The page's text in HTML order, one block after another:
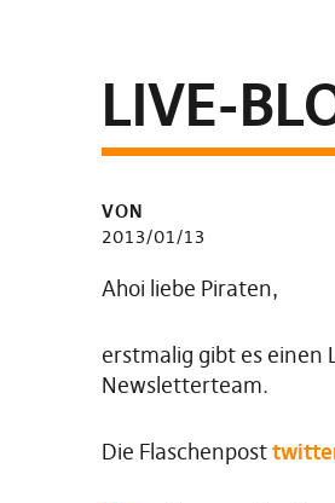
LIVE-
VON
2013/01/13
Ahoi liebe Piraten,
erstmalig gibt es einen
Newsletterteam.
Die Flaschenpost